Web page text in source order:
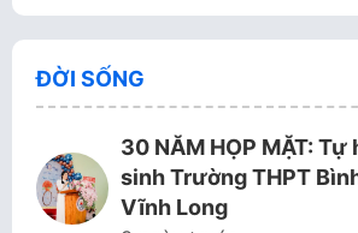
ĐỜI SỐNG
30 NĂM HỌP MẶT: Tự
sinh Trường THPT
Vĩnh Long